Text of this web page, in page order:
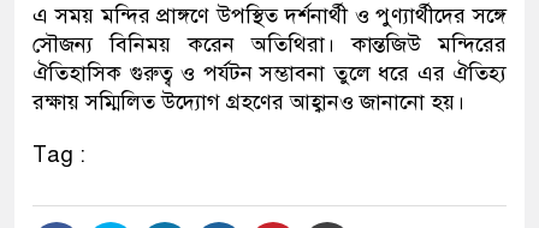
এ সময় মন্দির প্রাঙ্গণে উপস্থিত দর্শনার্থী ও পুণ্যার্থীদের সঙ্গে
সৌজন্য বিনিময় করেন অতিথিরা। কান্তজিউ মন্দিরের
ঐতিহাসিক গুরুত্ব ও পর্যটন সম্ভাবনা তুলে ধরে এর ঐতিহ্য
রক্ষায় সম্মিলিত উদ্যোগ গ্রহণের আহ্বানও জানানো হয়।
Tag :